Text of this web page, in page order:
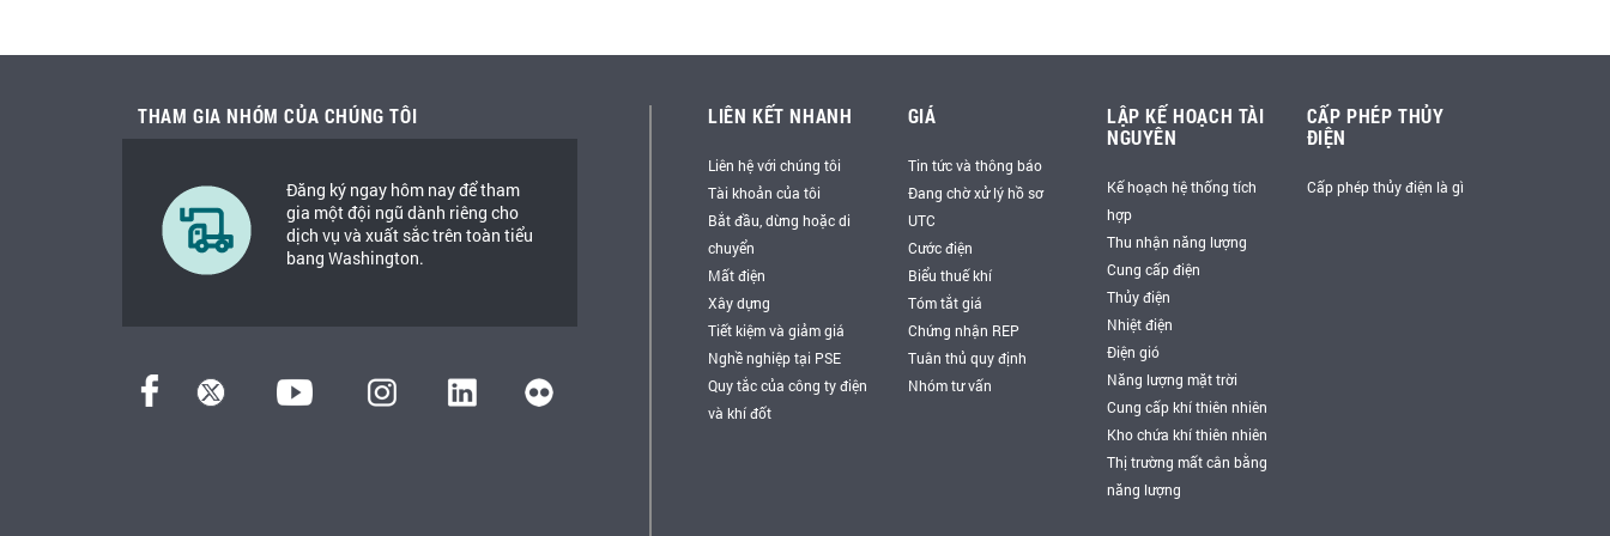
THAM GIA NHÓM CỦA CHÚNG TÔI
Đăng ký ngay hôm nay để tham
gia một đội ngũ dành riêng cho
dịch vụ và xuất sắc trên toàn tiểu
bang Washington.
LIÊN KẾT NHANH
Liên hệ với chúng tôi
Tài khoản của tôi
Bắt đầu, dừng hoặc di
chuyển
Mất điện
Xây dựng
Tiết kiệm và giảm giá
Nghề nghiệp tại PSE
Quy tắc của công ty điện
và khí đốt
GIÁ
Tin tức và thông báo
Đang chờ xử lý hồ sơ
UTC
Cước điện
Biểu thuế khí
Tóm tắt giá
Chứng nhận REP
Tuân thủ quy định
Nhóm tư vấn
LẬP KẾ HOẠCH TÀI
NGUYÊN
Kế hoạch hệ thống tích
hợp
Thu nhận năng lượng
Cung cấp điện
Thủy điện
Nhiệt điện
Điện gió
Năng lượng mặt trời
Cung cấp khí thiên nhiên
Kho chứa khí thiên nhiên
Thị trường mất cân bằng
năng lượng
CẤP PHÉP THỦY
ĐIỆN
Cấp phép thủy điện là gì